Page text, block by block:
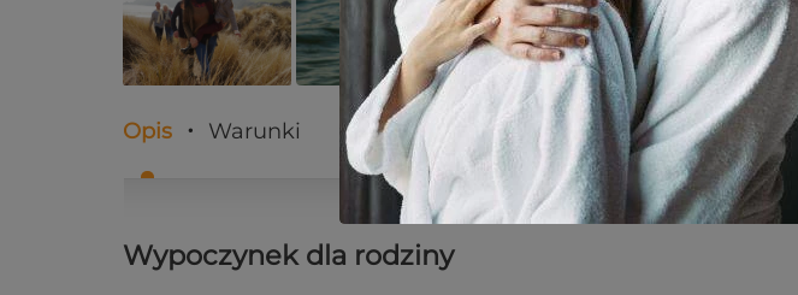
Opis Warunki
Wypoczynek dla rodziny